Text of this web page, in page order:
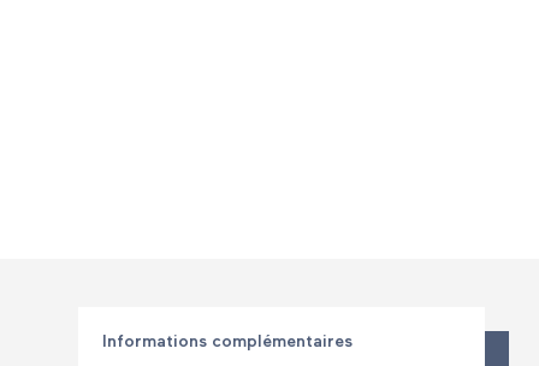
Informations complémentaires